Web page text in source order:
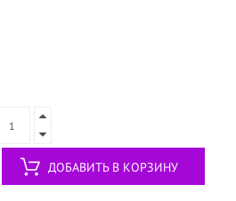
ДОБАВИТЬ В КОРЗИНУ